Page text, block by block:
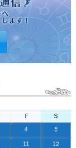
F
S
4 5
11 12